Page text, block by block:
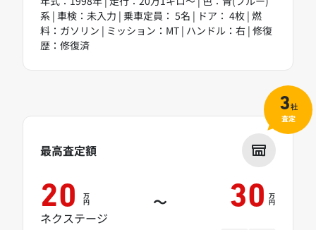
系 | 車検：未入力 | 乗車定員： 5名 | ドア： 4枚 | 燃
料：ガソリン | ミッション：MT | ハンドル：右 | 修復
歴：修復済
最高査定額
20 万
円 ～ 30 万
円
ネクステージ
3社
査定